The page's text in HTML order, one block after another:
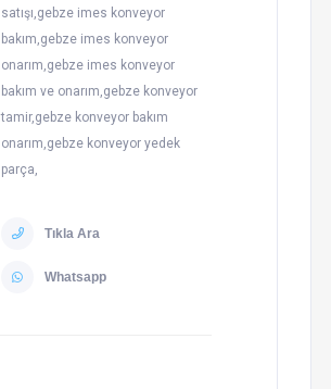
satışı,gebze imes konveyor
bakım,gebze imes konveyor
onarım,gebze imes konveyor
bakım ve onarım,gebze konveyor
tamir,gebze konveyor bakım
onarım,gebze konveyor yedek
parça,
Tıkla Ara
Whatsapp